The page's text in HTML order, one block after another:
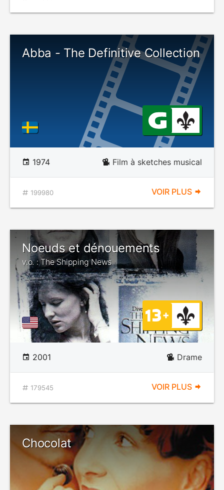
Abba - The Definitive Collection
1974 Film à sketches musical
199980 VOIR PLUS
Noeuds et dénouements
v.o. : The Shipping News
2001 Drame
179545 VOIR PLUS
Chocolat